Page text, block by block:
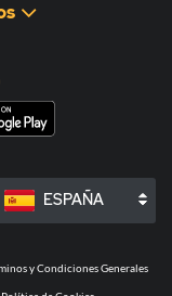
ESPAÑA
y Condiciones Generales